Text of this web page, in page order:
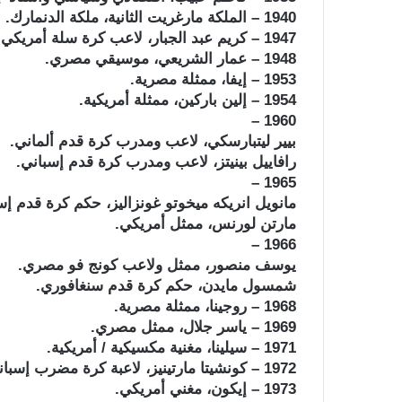
1940 – الملكة مارغريت الثانية، ملكة الدنمارك.
1947 – كريم عبد الجبار، لاعب كرة سلة أمريكي.
1948 – عمار الشريعي، موسيقي مصري.
1953 – إيفا، ممثلة مصرية.
1954 – إلين باركين، ممثلة أمريكية.
1960 –
بيير ليتبارسكي، لاعب ومدرب كرة قدم ألماني.
رافاييل بينيتز، لاعب ومدرب كرة قدم إسباني.
1965 –
مانويل انريكه ميخوتو غونزاليز، حكم كرة قدم
مارتن لورنس، ممثل أمريكي.
1966 –
يوسف منصور، ممثل ولاعب كونج فو مصري.
شمسول مايدن، حكم كرة قدم سنغافوري.
1968 – روجينا، ممثلة مصرية.
1969 – ياسر جلال، ممثل مصري.
1971 – سيلينا، مغنية مكسيكية / أمريكية.
1972 – كونشيتا مارتينيز، لاعبة كرة مضرب إسبانية.
1973 – إيكون، مغني أمريكي.